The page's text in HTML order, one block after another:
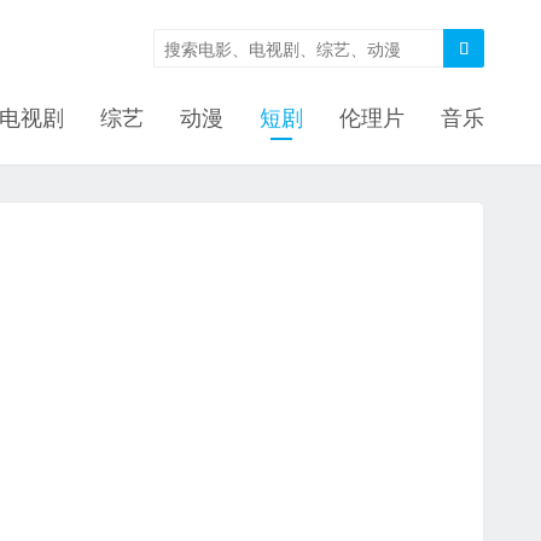

电视剧 综艺 动漫 短剧 伦理片 音乐